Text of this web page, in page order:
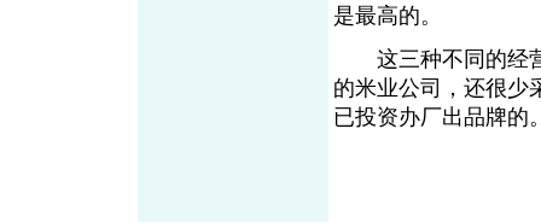
是最高的。
这三种不同的经营
的米业公司，还很少
已投资办厂出品牌的